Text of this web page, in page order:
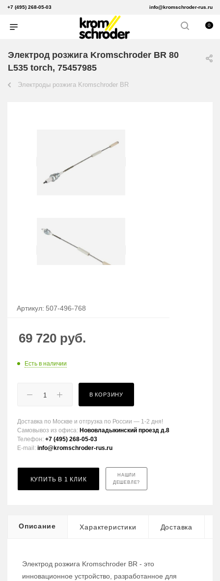
+7 (495) 268-05-03 info@kromschroder-rus.ru
0
Электрод розжига Kromschroder BR 80
L535 torch, 75457985
Электроды розжига Kromschroder BR
Артикул: 507-496-768
69 720 руб.
Есть в наличии
В КОРЗИНУ
Доставка по Москве и отгрузка по России — 1-2 дня!
Самовывоз из офиса: Нововладыкинский проезд д.8
Телефон: +7 (495) 268-05-03
E-mail: info@kromschroder-rus.ru
КУПИТЬ В 1 КЛИК
НАШЛИ
ДЕШЕВЛЕ?
Описание Характеристики Доставка
Электрод розжига Kromschroder BR - это
инновационное устройство, разработанное для